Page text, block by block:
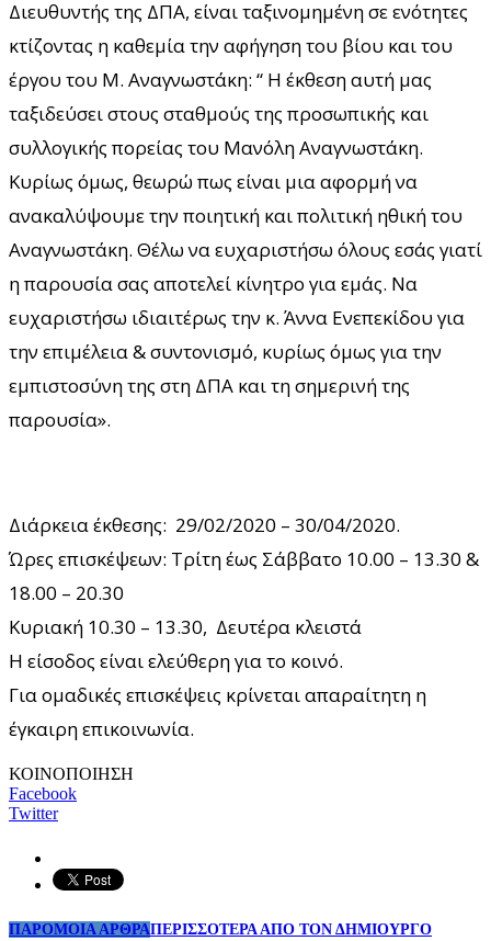
Διευθυντής της ΔΠΑ, είναι ταξινομημένη σε ενότητες
κτίζοντας η καθεμία την αφήγηση του βίου και του
έργου του Μ. Αναγνωστάκη: “ Η έκθεση αυτή μας
ταξιδεύσει στους σταθμούς της προσωπικής και
συλλογικής πορείας του Μανόλη Αναγνωστάκη.
Κυρίως όμως, θεωρώ πως είναι μια αφορμή να
ανακαλύψουμε την ποιητική και πολιτική ηθική του
Αναγνωστάκη. Θέλω να ευχαριστήσω όλους εσάς γιατί
η παρουσία σας αποτελεί κίνητρο για εμάς. Να
ευχαριστήσω ιδιαιτέρως την κ. Άννα Ενεπεκίδου για
την επιμέλεια & συντονισμό, κυρίως όμως για την
εμπιστοσύνη της στη ΔΠΑ και τη σημερινή της
παρουσία».
Διάρκεια έκθεσης: 29/02/2020 – 30/04/2020.
Ώρες επισκέψεων: Τρίτη έως Σάββατο 10.00 – 13.30 &
18.00 – 20.30
Κυριακή 10.30 – 13.30, Δευτέρα κλειστά
Η είσοδος είναι ελεύθερη για το κοινό.
Για ομαδικές επισκέψεις κρίνεται απαραίτητη η
έγκαιρη επικοινωνία.
ΚΟΙΝΟΠΟΙΗΣΗ
Facebook
Twitter
ΠΑΡΟΜΟΙΑ ΑΡΘΡΑΠΕΡΙΣΣΟΤΕΡΑ ΑΠΟ ΤΟΝ ΔΗΜΙΟΥΡΓΟ